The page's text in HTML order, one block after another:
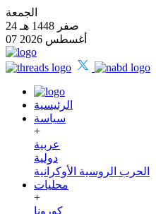
الجمعة
24 صفر 1448 هـ
07 أغسطس 2026
الرئيسية
سياسة
+
عربية
دولية
الحرب الروسية الأوكرانية
محليات
+
كورونا